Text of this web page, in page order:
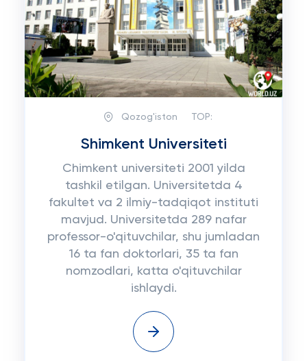
Qozog'iston TOP:
Shimkent Universiteti
Chimkent universiteti 2001 yilda
tashkil etilgan. Universitetda 4
fakultet va 2 ilmiy-tadqiqot instituti
mavjud. Universitetda 289 nafar
professor-o'qituvchilar, shu jumladan
16 ta fan doktorlari, 35 ta fan
nomzodlari, katta o'qituvchilar
ishlaydi.